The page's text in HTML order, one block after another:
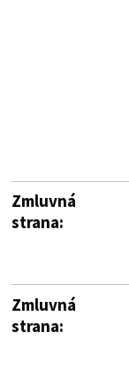
Zmluvná
strana:
Zmluvná
strana: